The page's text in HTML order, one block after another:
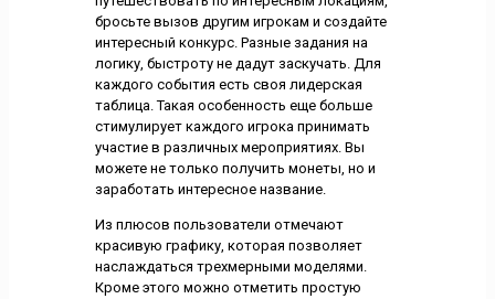
бросьте вызов другим игрокам и создайте
интересный конкурс. Разные задания на
логику, быстроту не дадут заскучать. Для
каждого события есть своя лидерская
таблица. Такая особенность еще больше
стимулирует каждого игрока принимать
участие в различных мероприятиях. Вы
можете не только получить монеты, но и
заработать интересное название.
Из плюсов пользователи отмечают
красивую графику, которая позволяет
наслаждаться трехмерными моделями.
Кроме этого можно отметить простую